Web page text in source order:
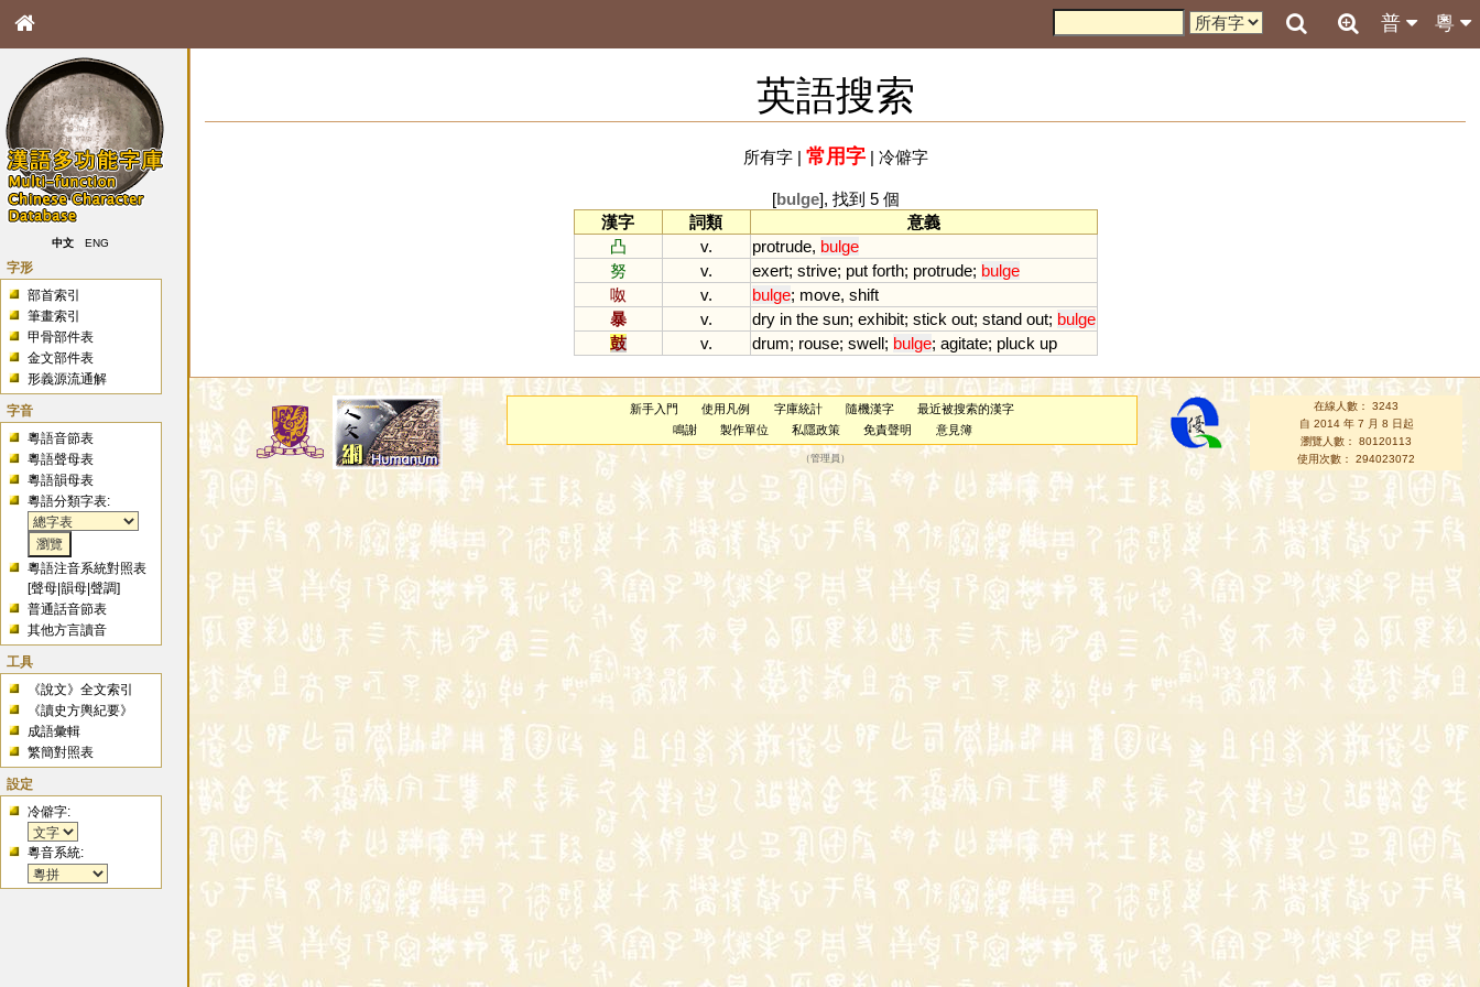
粵
普
中文 ENG
字形
部首索引
筆畫索引
甲骨部件表
金文部件表
形義源流通解
字音
粵語音節表
粵語聲母表
粵語韻母表
粵語分類字表:
粵語注音系統對照表
[聲母 |韻母 |聲調]
普通話音節表
其他方言讀音
工具
《說文》全文索引
《讀史方輿紀要》
成語彙輯
繁簡對照表
設定
冷僻字:
粵音系統:
英語搜索
所有字| 常用字| 冷僻字
[bulge], 找到 5 個
漢字
詞類
意義
凸
v. protrude, bulge
努
v. exert; strive; put forth; protrude; bulge
呶
v. bulge; move, shift
暴
v. dry in the sun; exhibit; stick out; stand out; bulge
鼓
v. drum; rouse; swell; bulge; agitate; pluck up
新手入門 使用凡例 字庫統計 隨機漢字
最近被搜索的漢字
鳴謝
製作單位 私隱政策 免責聲明 意見簿
（管理員 ）
在線人數： 3243
自 2014 年 7 月 8 日起
瀏覽人數： 80120113
使用次數： 294023072